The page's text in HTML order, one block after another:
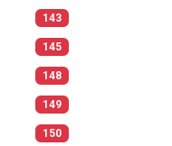
143
145
148
149
150